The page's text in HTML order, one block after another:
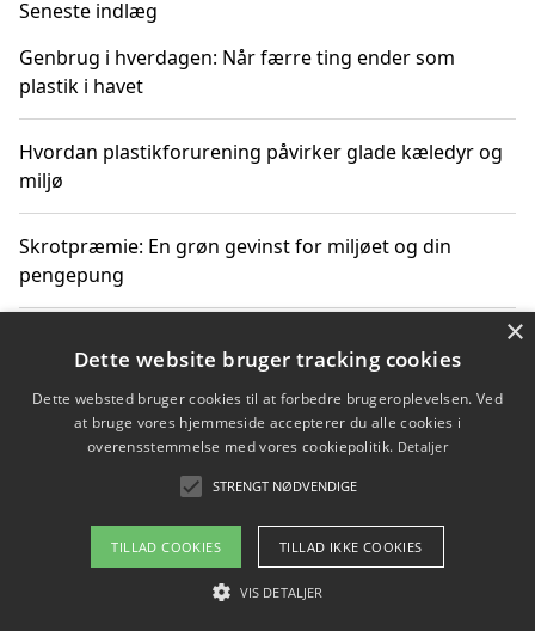
Seneste indlæg
Genbrug i hverdagen: Når færre ting ender som
plastik i havet
Hvordan plastikforurening påvirker glade kæledyr og
miljø
Skrotpræmie: En grøn gevinst for miljøet og din
pengepung
Hvordan blåfade med rist kan hjælpe med at reducere
plastik i havet
Spil kasinospil på et troværdigt online casino: Din
guide til sikker og sjov underholdning
Copyright 2026 - Pilanto Aps
Om / kontakt
×
Dette website bruger tracking cookies
Dette websted bruger cookies til at forbedre brugeroplevelsen. Ved
at bruge vores hjemmeside accepterer du alle cookies i
overensstemmelse med vores cookiepolitik. Detaljer
STRENGT NØDVENDIGE
TILLAD COOKIES TILLAD IKKE COOKIES
VIS DETALJER